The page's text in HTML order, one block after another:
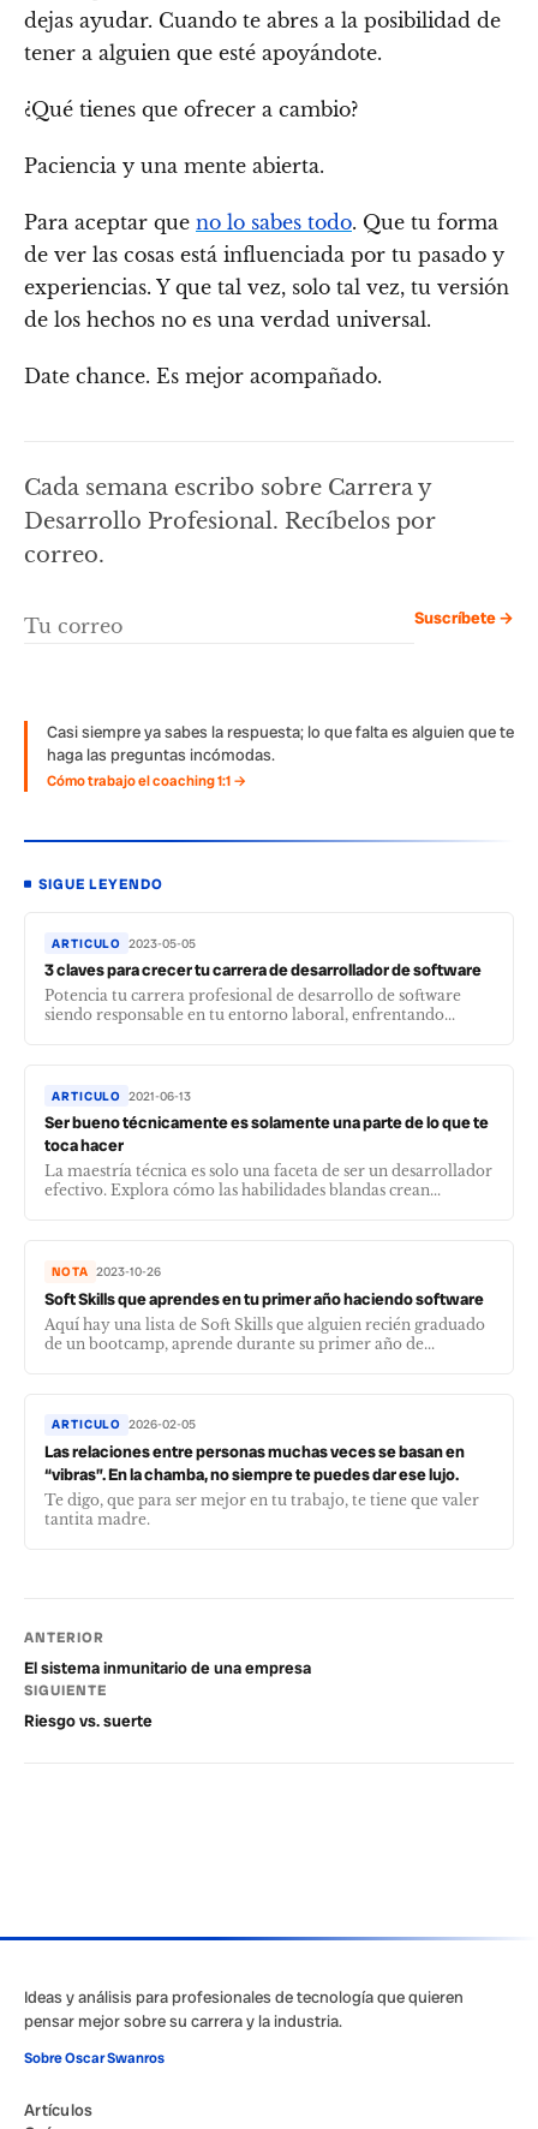
dejas ayudar. Cuando te abres a la posibilidad de
tener a alguien que esté apoyándote.
¿Qué tienes que ofrecer a cambio?
Paciencia y una mente abierta.
Para aceptar que no lo sabes todo. Que tu forma
de ver las cosas está influenciada por tu pasado y
experiencias. Y que tal vez, solo tal vez, tu versión
de los hechos no es una verdad universal.
Date chance. Es mejor acompañado.
Cada semana escribo sobre Carrera y
Desarrollo Profesional. Recíbelos por
correo.
Suscríbete →
Casi siempre ya sabes la respuesta; lo que falta es alguien que te
haga las preguntas incómodas.
Cómo trabajo el coaching 1:1 →
SIGUE LEYENDO
ARTICULO 2023-05-05
3 claves para crecer tu carrera de desarrollador de software
Potencia tu carrera profesional de desarrollo de software
siendo responsable en tu entorno laboral, enfrentando...
ARTICULO 2021-06-13
Ser bueno técnicamente es solamente una parte de lo que te
toca hacer
La maestría técnica es solo una faceta de ser un desarrollador
efectivo. Explora cómo las habilidades blandas crean...
NOTA 2023-10-26
Soft Skills que aprendes en tu primer año haciendo software
Aquí hay una lista de Soft Skills que alguien recién graduado
de un bootcamp, aprende durante su primer año de...
ARTICULO 2026-02-05
Las relaciones entre personas muchas veces se basan en
“vibras”. En la chamba, no siempre te puedes dar ese lujo.
Te digo, que para ser mejor en tu trabajo, te tiene que valer
tantita madre.
ANTERIOR
El sistema inmunitario de una empresa
SIGUIENTE
Riesgo vs. suerte
Ideas y análisis para profesionales de tecnología que quieren
pensar mejor sobre su carrera y la industria.
Sobre Oscar Swanros
Artículos